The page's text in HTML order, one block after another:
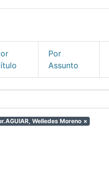
Por
Assunto
Welledes Moreno ×